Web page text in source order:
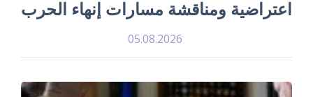
اعتراضية ومناقشة مسارات إنهاء الحرب
05.08.2026